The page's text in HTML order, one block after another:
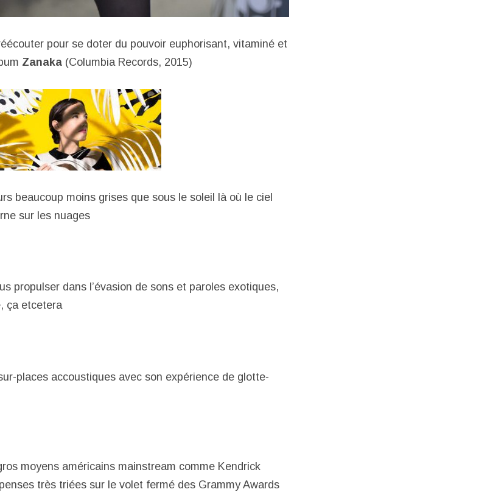
pour se doter du pouvoir euphorisant, vitaminé et
Zanaka (Columbia Records, 2015)
beaucoup moins grises que sous le soleil là où le ciel
sur les nuages
propulser dans l’évasion de sons et paroles exotiques,
ça etcetera
places accoustiques avec son expérience de glotte-
moyens américains mainstream comme Kendrick
très triées sur le volet fermé des Grammy Awards